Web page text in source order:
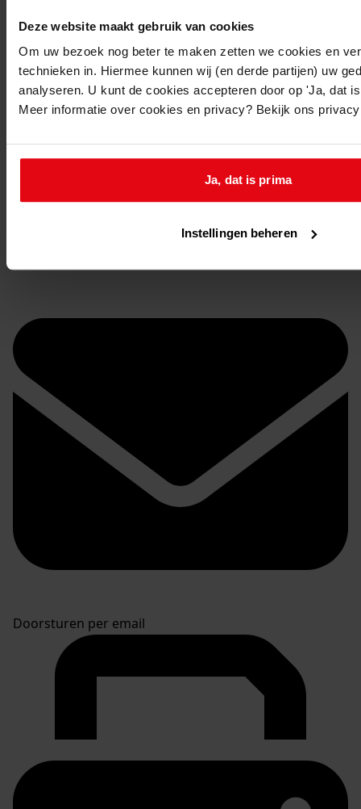
Deze website maakt gebruik van cookies
Om uw bezoek nog beter te maken zetten we cookies en
technieken in. Hiermee kunnen wij (en derde partijen) uw
analyseren. U kunt de cookies accepteren door op 'Ja, dat
Meer informatie over cookies en privacy? Bekijk ons
Ja, dat is prima
Instellingen beheren
Stuur een reactie naar Westfries Archief
Delen
Doorsturen per email